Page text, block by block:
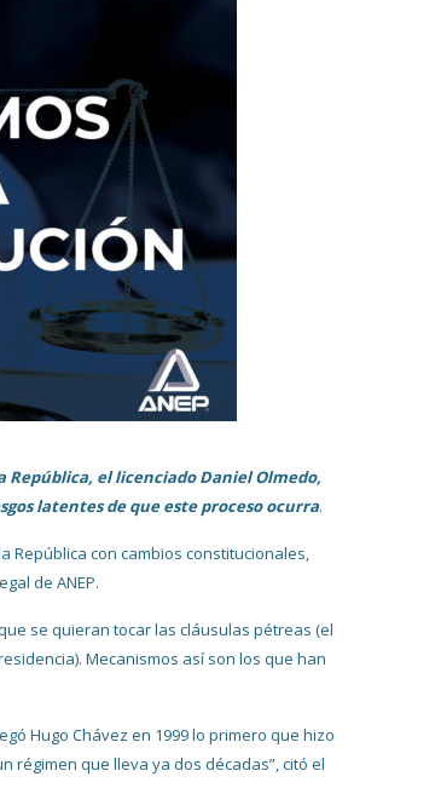
el licenciado Daniel Olmedo,
latentes de que este proceso ocurra.
República con cambios constitucionales,
de ANEP.
se quieran tocar las cláusulas pétreas (el
Mecanismos así son los que han
Hugo Chávez en 1999 lo primero que hizo
régimen que lleva ya dos décadas”, citó el